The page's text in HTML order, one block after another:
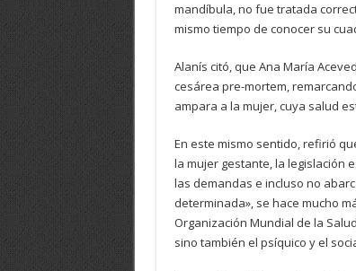
mandíbula, no fue tratada
mismo tiempo de conocer su
Alanís citó, que Ana María
cesárea pre-mortem,
ampara a la mujer, cuya salud
En este mismo sentido, refirió
la mujer gestante, la legislación
las demandas e incluso no
determinada», se hace mucho
Organización Mundial de la
sino también el psíquico y el